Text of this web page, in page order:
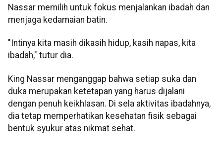
Nassar memilih untuk fokus menjalankan ibadah dan
menjaga kedamaian batin.
"Intinya kita masih dikasih hidup, kasih napas, kita
ibadah," tutur dia.
King Nassar menganggap bahwa setiap suka dan
duka merupakan ketetapan yang harus dijalani
dengan penuh keikhlasan. Di sela aktivitas ibadahnya,
dia tetap memperhatikan kesehatan fisik sebagai
bentuk syukur atas nikmat sehat.